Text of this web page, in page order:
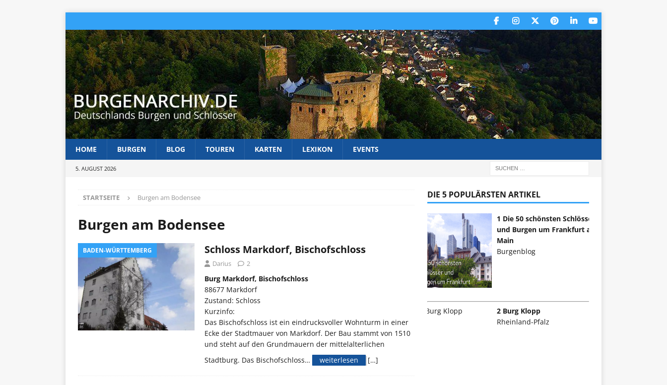
HOME BURGEN BLOG TOUREN KARTEN LEXIKON EVENTS
5. AUGUST 2026
STARTSEITE Burgen am Bodensee
Burgen am Bodensee
BADEN-WÜRTTEMBERG Schloss Markdorf, Bischofschloss
Darius 2
Burg Markdorf, Bischofschloss
88677 Markdorf
Zustand: Schloss
Kurzinfo:
Das Bischofschloss ist ein eindrucksvoller Wohnturm in einer
Ecke der Stadtmauer von Markdorf. Der Bau stammt von 1510
und steht auf den Grundmauern der mittelalterlichen
Stadtburg. Das Bischofschloss…
weiterlesen […]
DIE 5 POPULÄRSTEN ARTIKEL
1 Die 50 schönsten Schlösser
und Burgen um Frankfurt am
Main
Burgenblog
2 Burg Klopp
Rheinland-Pfalz